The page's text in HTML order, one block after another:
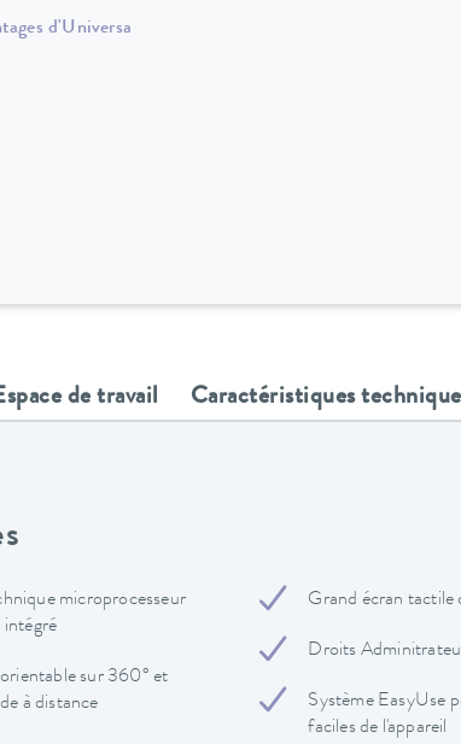
d'Universa
de travail Caractéristiques
microprocesseur
sur 360° et
à distance
Grand écran
Droits
Système EasyUse
faciles de l'appareil